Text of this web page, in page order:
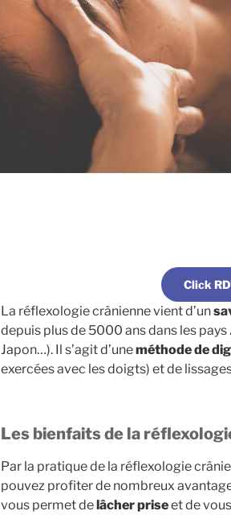
Click
La réflexologie crânienne vient d’un
depuis plus de 5000 ans dans les pays
Japon…). Il s’agit d’uneméthode de
exercées avec les doigts) et de
Les bienfaits de la
Par la pratique de la réflexologie
pouvez profiter de nombreux
vous permet delâcher priseet de vous